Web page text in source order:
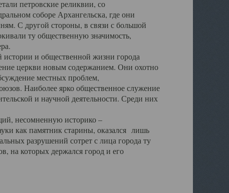
петровские реликвии, со
соборе Архангельска, где они
С другой стороны, в связи с большой
ту общественную значимость,
и общественной жизни города
церкви новым содержанием. Они охотно
местных проблем,
Наиболее ярко общественное служение
и научной деятельности. Среди них
несомненную историко –
как памятник старины, оказался лишь
разрушений сотрет с лица города ту
на которых держался город и его